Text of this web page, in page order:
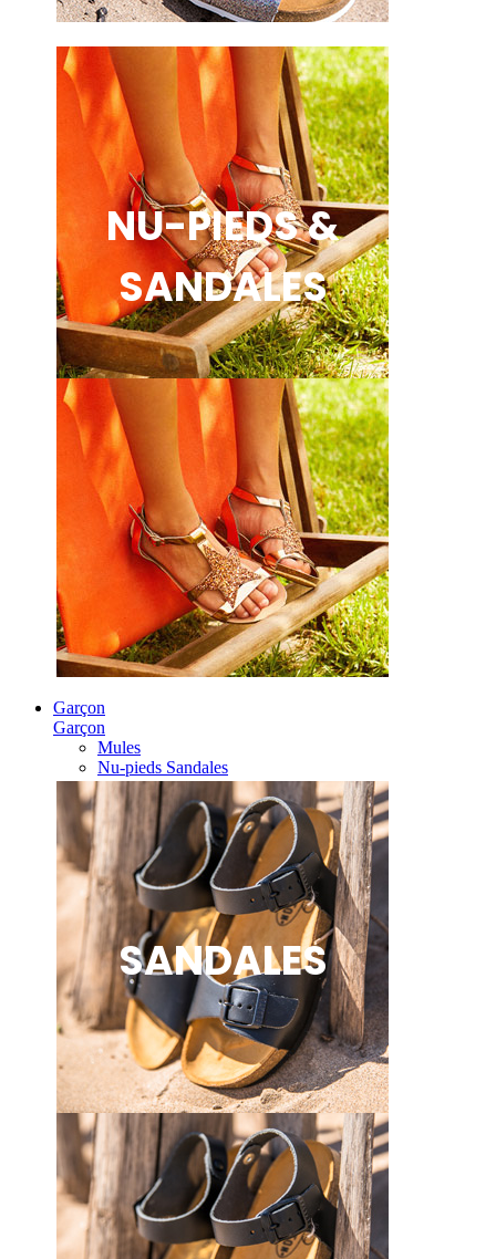
NU-PIEDS &
SANDALES
Garçon
Garçon
Mules
Nu-pieds Sandales
SANDALES